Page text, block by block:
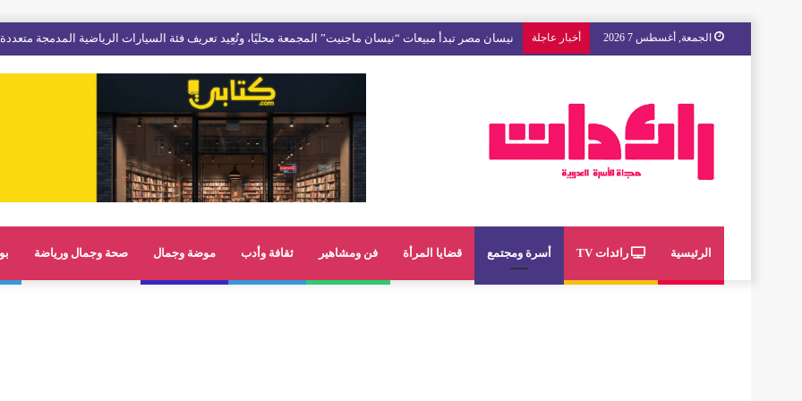
الجمعة, أغسطس 7 2026 أخبار عاجلة مع « The Next Ad » ، إنوي يُسند حملته الإعلانية المقبلة إلى الشباب المغربي
الرئيسية رائدات TV أسرة ومجتمع قضايا المرأة فن ومشاهير ثقافة وأدب موضة وجمال صحة وجمال ورياضة